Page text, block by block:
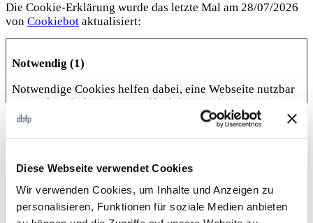
Diese Webseite verwendet Cookies
Wir verwenden Cookies, um Inhalte und Anzeigen zu
personalisieren, Funktionen für soziale Medien anbieten
Die Cookie-Erklärung wurde das letzte Mal am 28/07/2026
von Cookiebot aktualisiert:
Notwendig (1)
Notwendige Cookies helfen dabei, eine Webseite nutzbar
zu machen, indem sie Grundfunktionen wie
Seitennavigation und Zugriff auf sichere Bereiche der
Webseite ermöglichen. Die Webseite kann ohne diese
CookieCon
Cookiebot
Speichert den
1 Jahr